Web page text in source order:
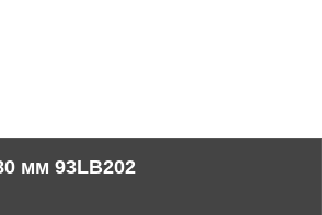
мм 93LB202